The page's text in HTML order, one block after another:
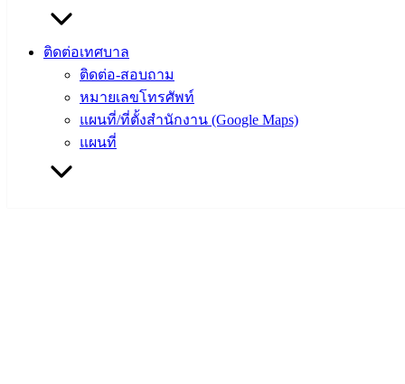
ติดต่อเทศบาล
ติดต่อ-สอบถาม
หมายเลขโทรศัพท์
แผนที่/ที่ตั้งสำนักงาน (Google Maps)
แผนที่